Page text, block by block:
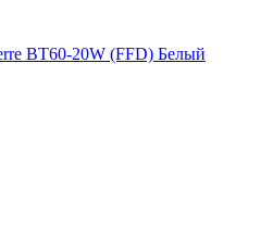
BT60-20W (FFD) Белый